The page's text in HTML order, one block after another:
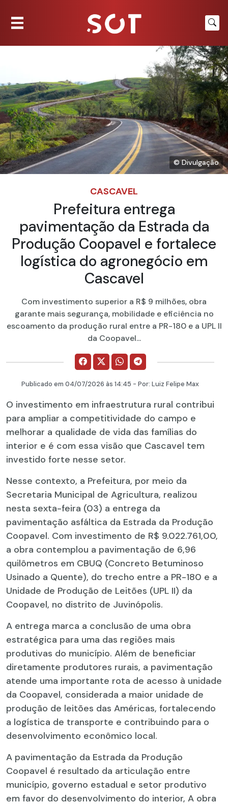
© Divulgação
CASCAVEL
Prefeitura entrega
pavimentação da Estrada da
Produção Coopavel e fortalece
logística do agronegócio em
Cascavel
Com investimento superior a R$ 9 milhões, obra
garante mais segurança, mobilidade e eficiência no
escoamento da produção rural entre a PR-180 e a UPL II
da Coopavel...
Publicado em 04/07/2026 às 14:45 - Por: Luiz Felipe Max
O investimento em infraestrutura rural contribui
para ampliar a competitividade do campo e
melhorar a qualidade de vida das famílias do
interior e é com essa visão que Cascavel tem
investido forte nesse setor.
Nesse contexto, a Prefeitura, por meio da
Secretaria Municipal de Agricultura, realizou
nesta sexta-feira (03) a entrega da
pavimentação asfáltica da Estrada da Produção
Coopavel. Com investimento de R$ 9.022.761,00,
a obra contemplou a pavimentação de 6,96
quilômetros em CBUQ (Concreto Betuminoso
Usinado a Quente), do trecho entre a PR-180 e a
Unidade de Produção de Leitões (UPL II) da
Coopavel, no distrito de Juvinópolis.
A entrega marca a conclusão de uma obra
estratégica para uma das regiões mais
produtivas do município. Além de beneficiar
diretamente produtores rurais, a pavimentação
atende uma importante rota de acesso à unidade
da Coopavel, considerada a maior unidade de
produção de leitões das Américas, fortalecendo
a logística de transporte e contribuindo para o
desenvolvimento econômico local.
A pavimentação da Estrada da Produção
Coopavel é resultado da articulação entre
município, governo estadual e setor produtivo
em favor do desenvolvimento do interior, A obra